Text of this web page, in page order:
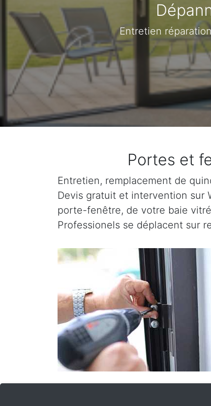
Entretien
Portes et
Entretien, remplacement de
Devis gratuit et intervention sur
porte-fenêtre, de votre baie
Professionels se déplacent sur